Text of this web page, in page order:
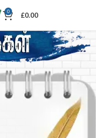
0 £0.00